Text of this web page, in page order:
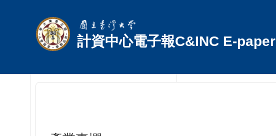
計資中心電子報C&INC E-paper